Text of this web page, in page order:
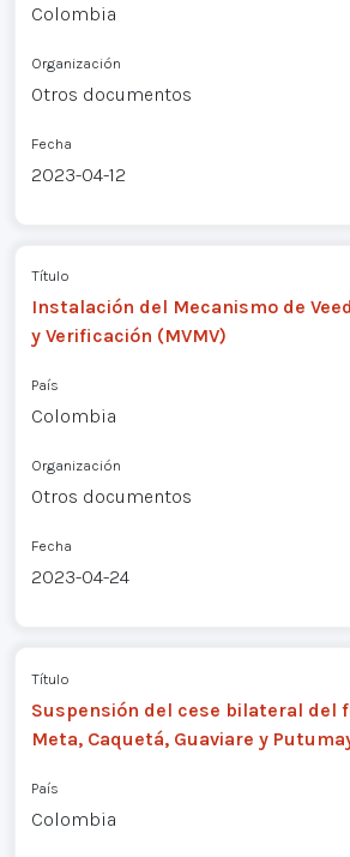
Colombia
Organización
Otros documentos
Fecha
2023-04-12
Título
Instalación del Mecanismo de
y Verificación (MVMV)
País
Colombia
Organización
Otros documentos
Fecha
2023-04-24
Título
Suspensión del cese bilateral del
Meta, Caquetá, Guaviare y
País
Colombia